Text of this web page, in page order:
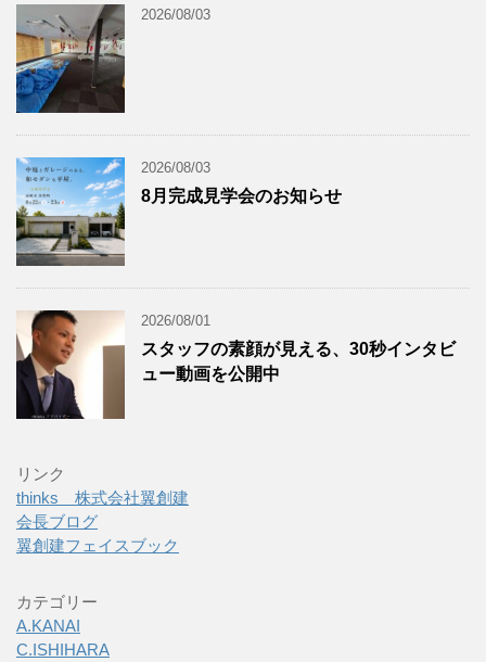
2026/08/03
2026/08/03
8月完成見学会のお知らせ
2026/08/01
スタッフの素顔が見える、30秒インタビ
ュー動画を公開中
リンク
thinks 株式会社翼創建
会長ブログ
翼創建フェイスブック
カテゴリー
A.KANAI
C.ISHIHARA